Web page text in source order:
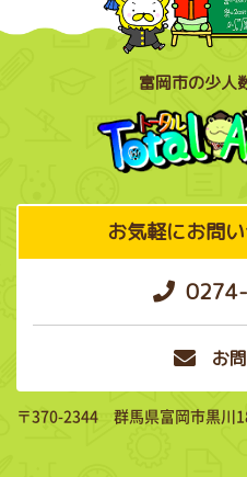
富岡市の少人
お気軽にお問
お
〒370-2344 群馬県富岡市黒川